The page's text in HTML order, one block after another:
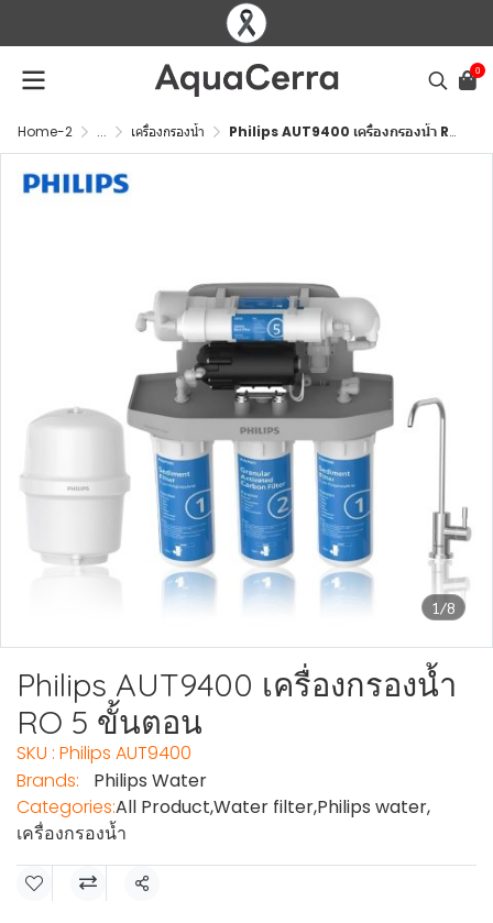
0
Home-2 ... เครื่องกรองน้ำ Philips AUT9400 เครื่องกรองน้ำ RO 5 ขั้นตอน
1/8
Philips AUT9400 เครื่องกรองน้ำ
RO 5 ขั้นตอน
SKU : Philips AUT9400
Brands:
Philips Water
Categories:All Product,Water filter,Philips water,
เครื่องกรองน้ำ
Share